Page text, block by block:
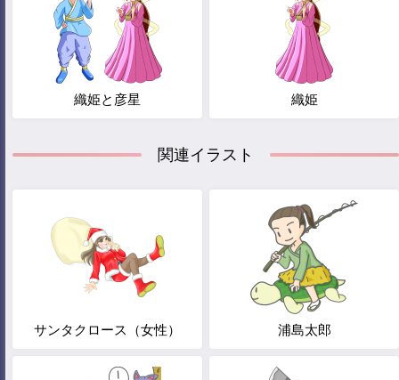
織姫と彦星 織姫
関連イラスト
サンタクロース（女性） 浦島太郎